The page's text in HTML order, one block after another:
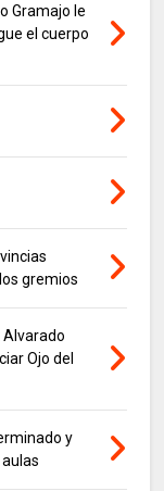
Gramajo le
el cuerpo
gremios
Alvarado
Ojo del
y